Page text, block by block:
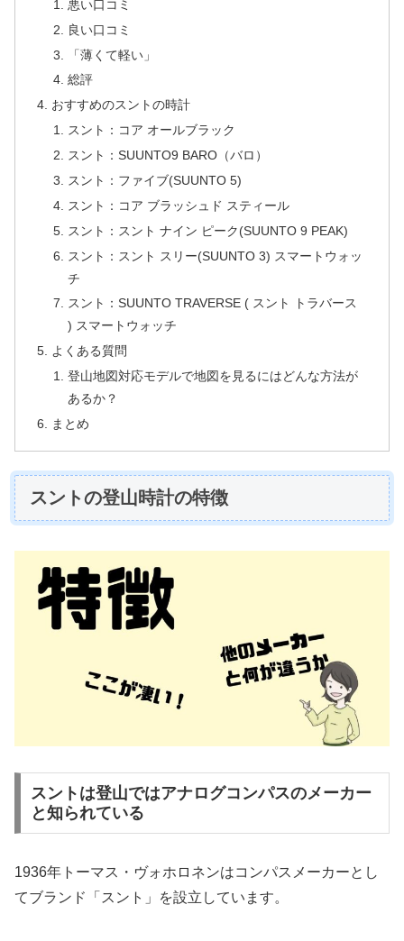
悪い口コミ
良い口コミ
「薄くて軽い」
総評
おすすめのスントの時計
スント：コア オールブラック
スント：SUUNTO9 BARO（バロ）
スント：ファイブ(SUUNTO 5)
スント：コア ブラッシュド スティール
スント：スント ナイン ピーク(SUUNTO 9 PEAK)
スント：スント スリー(SUUNTO 3) スマートウォッ
チ
スント：SUUNTO TRAVERSE ( スント トラバース
) スマートウォッチ
よくある質問
登山地図対応モデルで地図を見るにはどんな方法が
あるか？
まとめ
スントの登山時計の特徴
スントは登山ではアナログコンパスのメーカー
と知られている
1936年トーマス・ヴォホロネンはコンパスメーカーとし
てブランド「スント」を設立しています。